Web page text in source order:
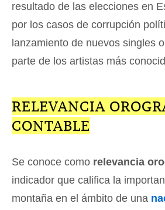
resultado de las elecciones en
por los casos de corrupción
lanzamiento de nuevos singles
parte de los artistas más
RELEVANCIA
CONTABLE
Se conoce como relevancia
indicador que califica la
montaña en el ámbito de una